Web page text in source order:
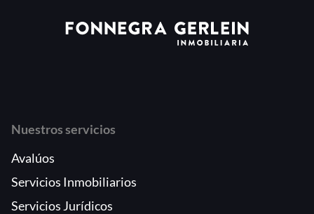
Nuestros servicios
Avalúos
Servicios Inmobiliarios
Servicios Jurídicos